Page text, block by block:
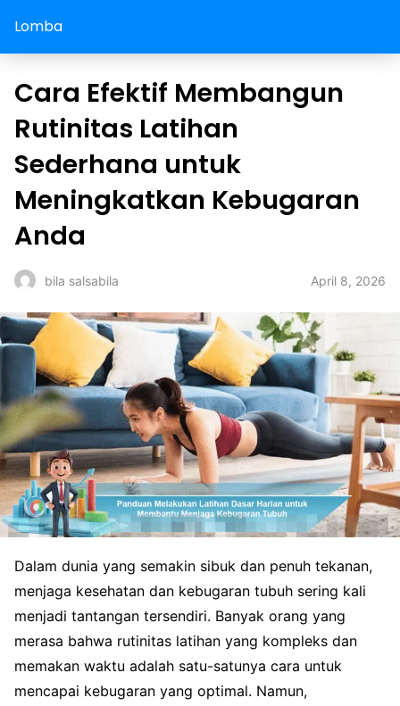
Lomba
Cara Efektif Membangun
Rutinitas Latihan
Sederhana untuk
Meningkatkan Kebugaran
Anda
bila salsabila April 8, 2026
Dalam dunia yang semakin sibuk dan penuh tekanan,
menjaga kesehatan dan kebugaran tubuh sering kali
menjadi tantangan tersendiri. Banyak orang yang
merasa bahwa rutinitas latihan yang kompleks dan
memakan waktu adalah satu-satunya cara untuk
mencapai kebugaran yang optimal. Namun,